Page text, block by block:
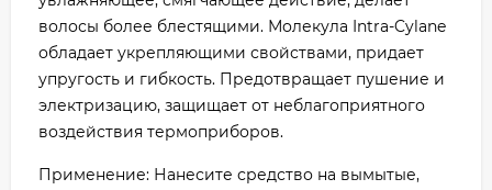
волосы более блестящими. Молекула Intra-Cylane
обладает укрепляющими свойствами, придает
упругость и гибкость. Предотвращает пушение и
электризацию, защищает от неблагоприятного
воздействия термоприборов.
Применение: Нанесите средство на вымытые,